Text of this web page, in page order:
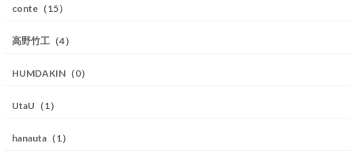
conte（15）
高野竹工（4）
HUMDAKIN（0）
UtaU（1）
hanauta（1）